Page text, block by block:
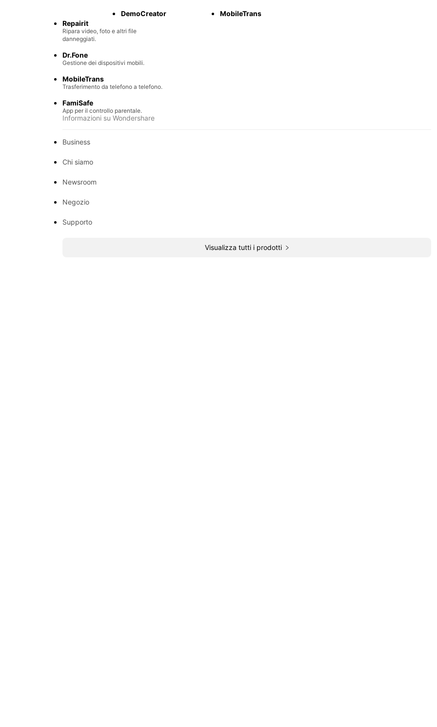
Repairit
Ripara video, foto e altri file
danneggiati.
Dr.Fone
Gestione dei dispositivi mobili.
MobileTrans
Trasferimento da telefono a telefono.
FamiSafe
App per il controllo parentale.
Informazioni su Wondershare
Business
Chi siamo
Newsroom
Negozio
Supporto
Visualizza tutti i prodotti
DemoCreator MobileTrans